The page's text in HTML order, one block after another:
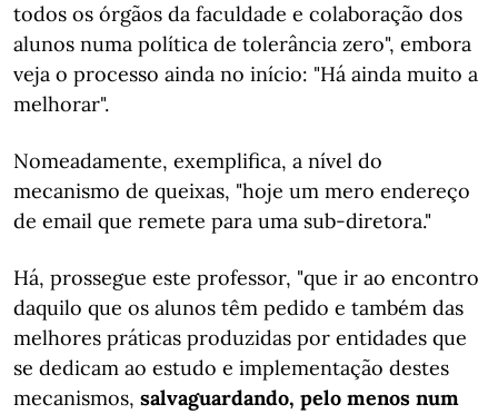
todos os órgãos da faculdade e colaboração dos
alunos numa política de tolerância zero", embora
veja o processo ainda no início: "Há ainda muito a
melhorar".
Nomeadamente, exemplifica, a nível do
mecanismo de queixas, "hoje um mero endereço
de email que remete para uma sub-diretora."
Há, prossegue este professor, "que ir ao encontro
daquilo que os alunos têm pedido e também das
melhores práticas produzidas por entidades que
se dedicam ao estudo e implementação destes
mecanismos, salvaguardando, pelo menos num